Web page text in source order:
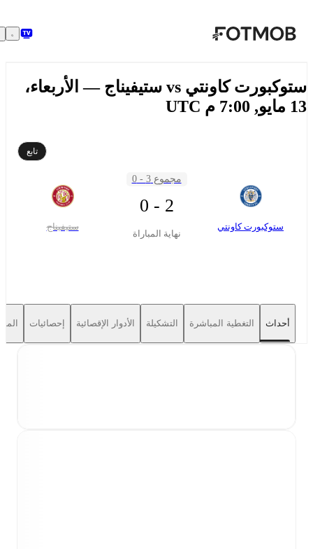
تخطَّ إلى المحتوى الرئيسي
ستوكبورت كاونتي vs ستيفيناج — الأربعاء،
تابع
ستوكبورت كاونتي
مجموع 3 - 0
نهاية المباراة
ستيفيناج
أحداث التغطية المباشرة التشكيلة الأدوار الإقصائية إحصائيات